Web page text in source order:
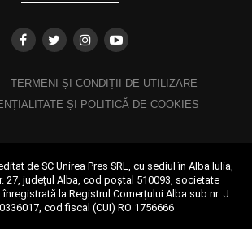
TERMENI ȘI CONDIȚII DE UTILIZARE
ȘI POLITICĂ DE COOKIES
de SC Unirea Pres SRL, cu sediul în Alba Iulia,
27, județul Alba, cod poștal 510093, societate
la Registrul Comerțului Alba sub nr. J
cod fiscal (CUI) RO 1756666